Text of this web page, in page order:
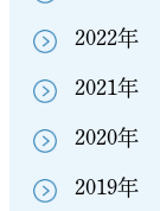
2022年
2021年
2020年
2019年